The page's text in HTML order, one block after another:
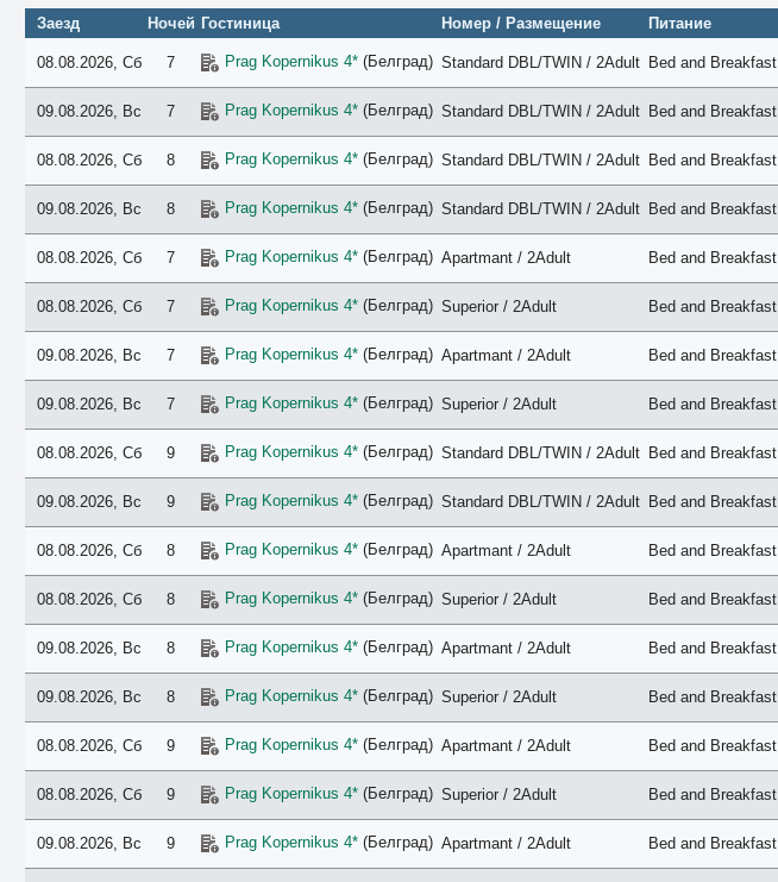
Заезд Ночей Гостиница Номер / Размещение Питание
08.08.2026, Сб 7 Prag Kopernikus 4*(Белград) Standard DBL/TWIN / 2Adult Bed and Breakfast
09.08.2026, Вс 7 Prag Kopernikus 4*(Белград) Standard DBL/TWIN / 2Adult Bed and Breakfast
08.08.2026, Сб 8 Prag Kopernikus 4*(Белград) Standard DBL/TWIN / 2Adult Bed and Breakfast
09.08.2026, Вс 8 Prag Kopernikus 4*(Белград) Standard DBL/TWIN / 2Adult Bed and Breakfast
08.08.2026, Сб 7 Prag Kopernikus 4*(Белград) Apartmant / 2Adult Bed and Breakfast
08.08.2026, Сб 7 Prag Kopernikus 4*(Белград) Superior / 2Adult Bed and Breakfast
09.08.2026, Вс 7 Prag Kopernikus 4*(Белград) Apartmant / 2Adult Bed and Breakfast
09.08.2026, Вс 7 Prag Kopernikus 4*(Белград) Superior / 2Adult Bed and Breakfast
08.08.2026, Сб 9 Prag Kopernikus 4*(Белград) Standard DBL/TWIN / 2Adult Bed and Breakfast
09.08.2026, Вс 9 Prag Kopernikus 4*(Белград) Standard DBL/TWIN / 2Adult Bed and Breakfast
08.08.2026, Сб 8 Prag Kopernikus 4*(Белград) Apartmant / 2Adult Bed and Breakfast
08.08.2026, Сб 8 Prag Kopernikus 4*(Белград) Superior / 2Adult Bed and Breakfast
09.08.2026, Вс 8 Prag Kopernikus 4*(Белград) Apartmant / 2Adult Bed and Breakfast
09.08.2026, Вс 8 Prag Kopernikus 4*(Белград) Superior / 2Adult Bed and Breakfast
08.08.2026, Сб 9 Prag Kopernikus 4*(Белград) Apartmant / 2Adult Bed and Breakfast
08.08.2026, Сб 9 Prag Kopernikus 4*(Белград) Superior / 2Adult Bed and Breakfast
09.08.2026, Вс 9 Prag Kopernikus 4*(Белград) Apartmant / 2Adult Bed and Breakfast